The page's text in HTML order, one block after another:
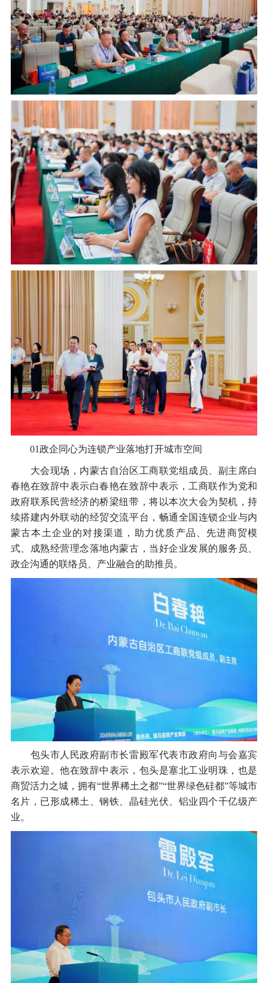
01政企同心为连锁产业落地打开城市空间
大会现场，内蒙古自治区工商联党组成员、副主席白
春艳在致辞中表示白春艳在致辞中表示，工商联作为党和
政府联系民营经济的桥梁纽带，将以本次大会为契机，持
续搭建内外联动的经贸交流平台，畅通全国连锁企业与内
蒙古本土企业的对接渠道，助力优质产品、先进商贸模
式、成熟经营理念落地内蒙古，当好企业发展的服务员、
政企沟通的联络员、产业融合的助推员。
包头市人民政府副市长雷殿军代表市政府向与会嘉宾
表示欢迎。他在致辞中表示，包头是塞北工业明珠，也是
商贸活力之城，拥有“世界稀土之都”“世界绿色硅都”等城市
名片，已形成稀土、钢铁、晶硅光伏、铝业四个千亿级产
业。